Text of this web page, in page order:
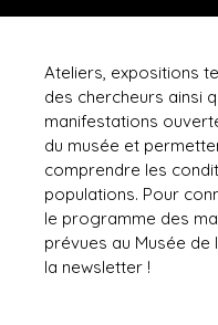
Ateliers, expositions
des chercheurs ainsi
manifestations
du musée et
comprendre les
populations. Pour
le programme des
prévues au Musée de
la newsletter !